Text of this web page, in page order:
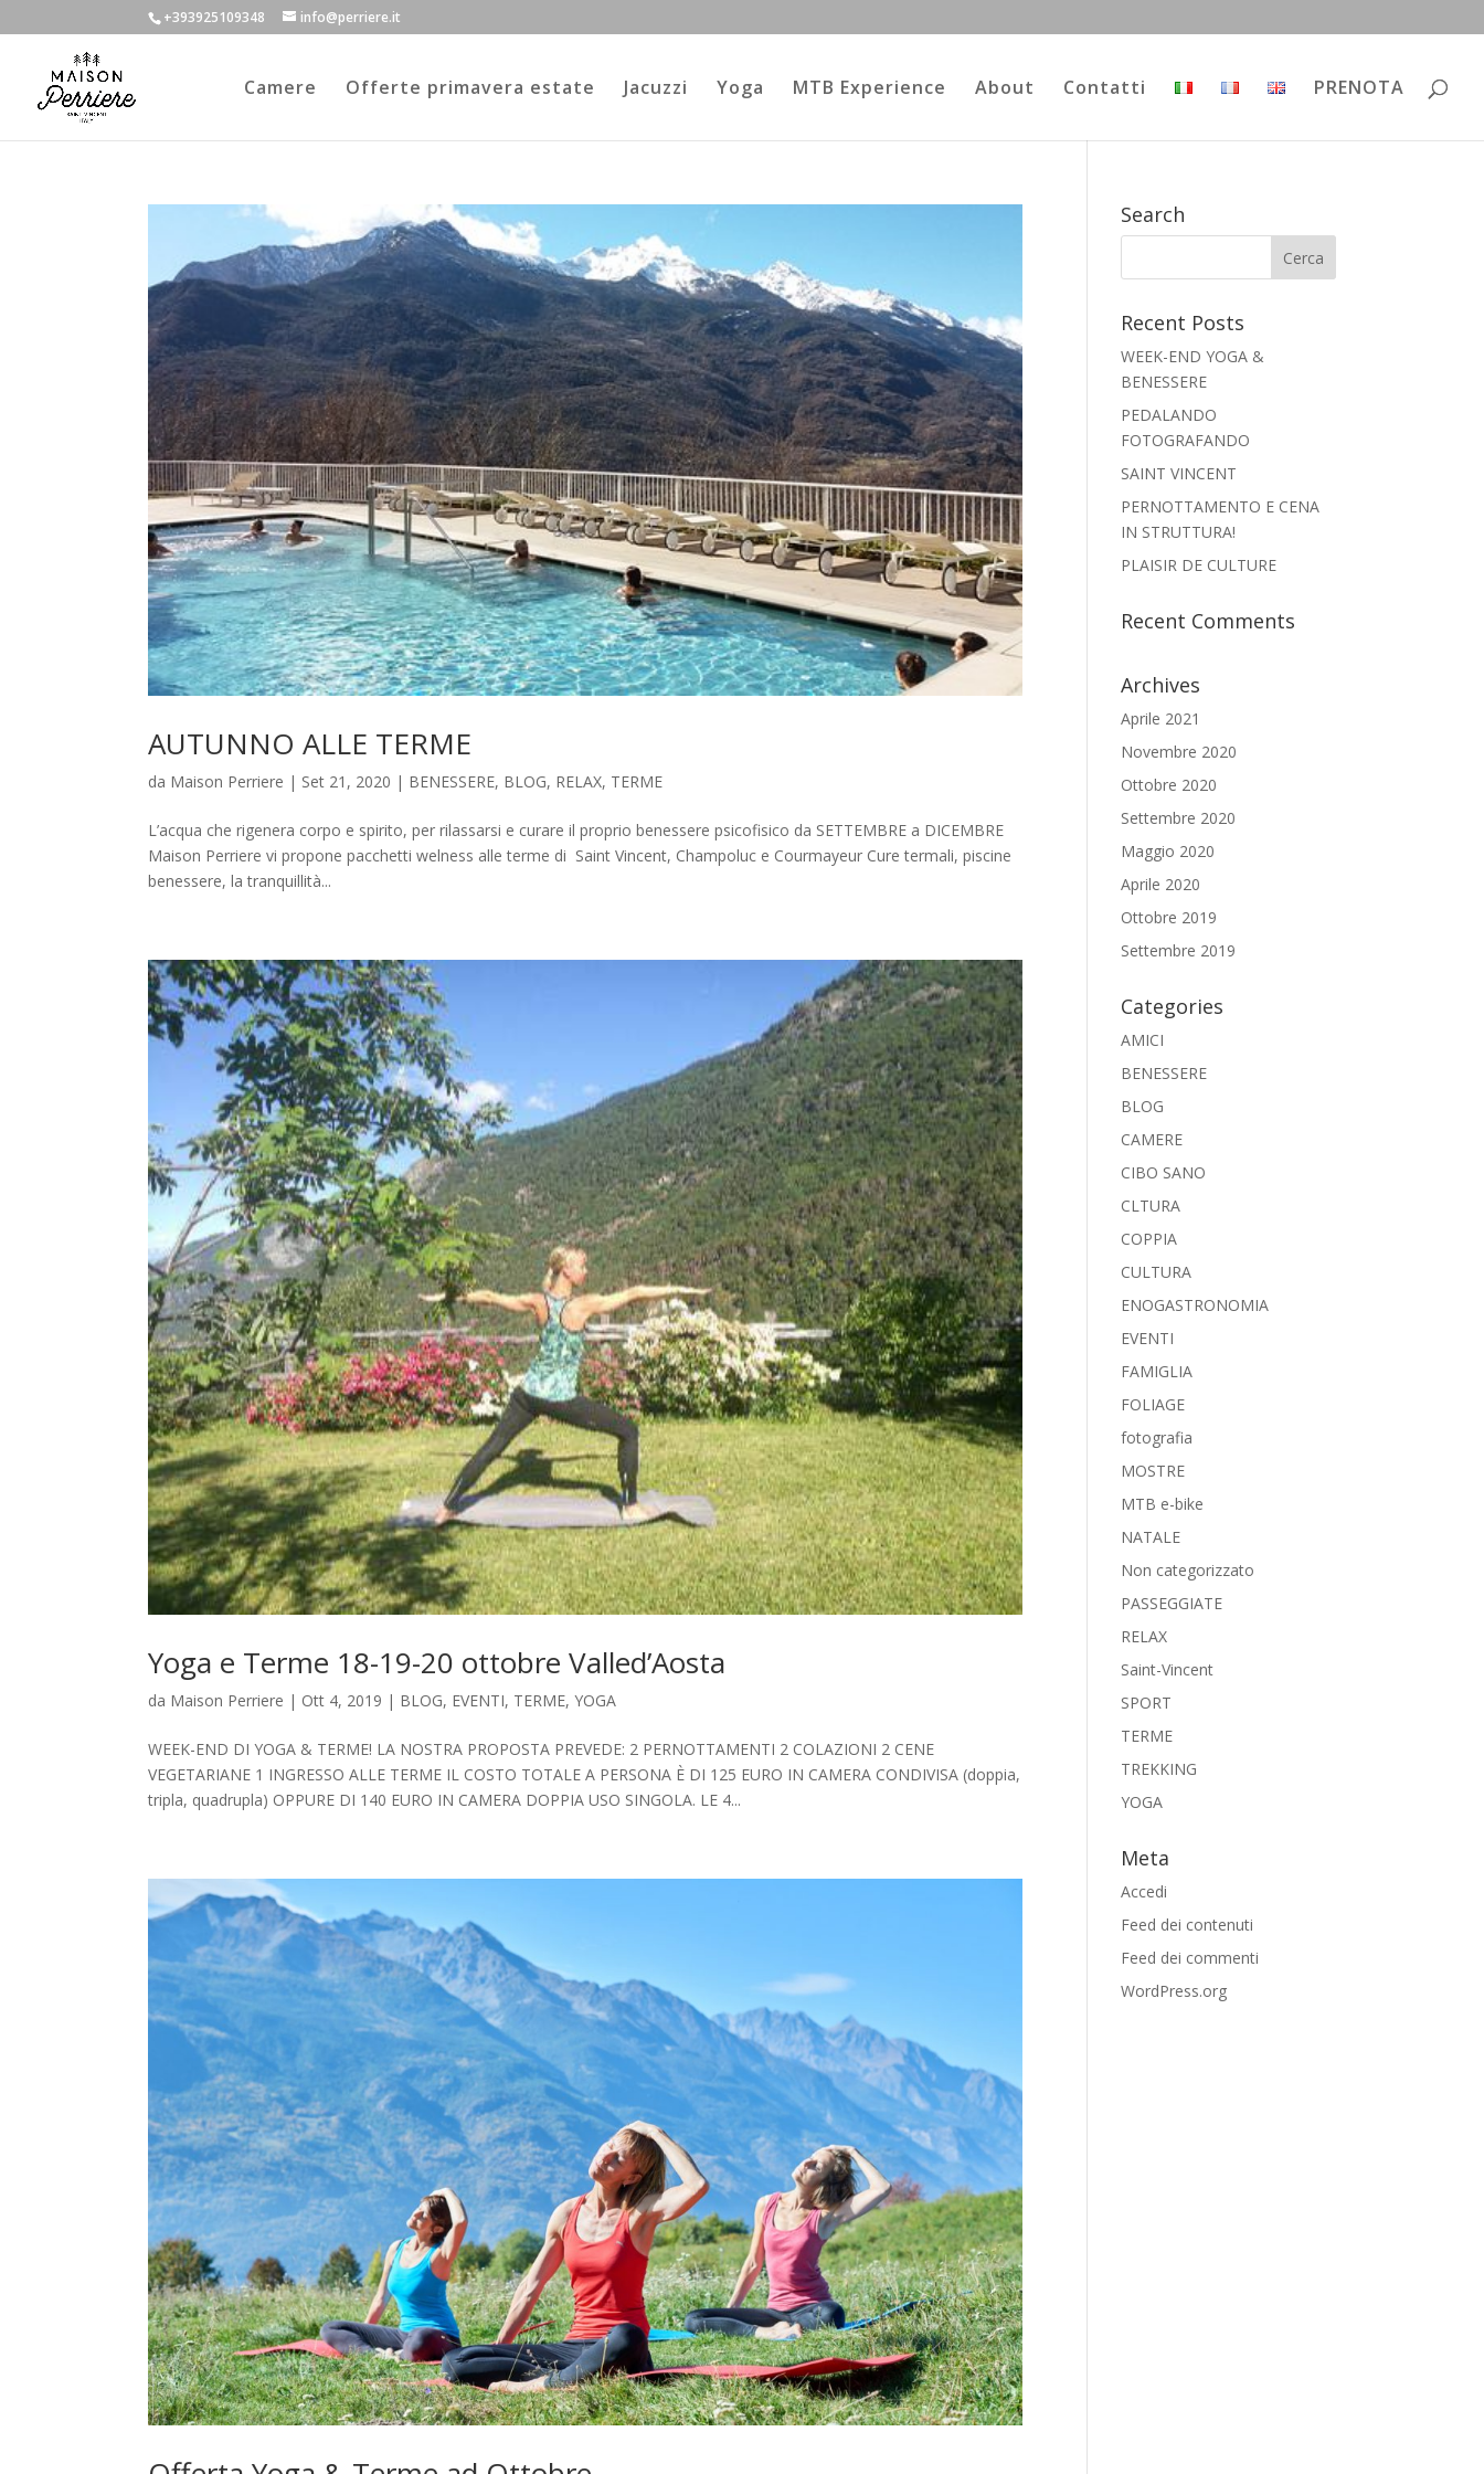
+393925109348 info@perriere.it
Camere Offerte primavera estate Jacuzzi Yoga MTB Experience About Contatti PRENOTA
AUTUNNO ALLE TERME
da Maison Perriere | Set 21, 2020 | BENESSERE, BLOG, RELAX, TERME
L’acqua che rigenera corpo e spirito, per rilassarsi e curare il proprio benessere psicofisico da SETTEMBRE a DICEMBRE
Maison Perriere vi propone pacchetti welness alle terme di Saint Vincent, Champoluc e Courmayeur Cure termali, piscine
benessere, la tranquillità...
Yoga e Terme 18-19-20 ottobre Valled’Aosta
da Maison Perriere | Ott 4, 2019 | BLOG, EVENTI, TERME,YOGA
WEEK-END DI YOGA & TERME! LA NOSTRA PROPOSTA PREVEDE: 2 PERNOTTAMENTI 2 COLAZIONI 2 CENE
VEGETARIANE 1 INGRESSO ALLE TERME IL COSTO TOTALE A PERSONA È DI 125 EURO IN CAMERA CONDIVISA (doppia,
tripla, quadrupla) OPPURE DI 140 EURO IN CAMERA DOPPIA USO SINGOLA. LE 4...
Search
Recent Posts
WEEK-END YOGA &
BENESSERE
PEDALANDO
FOTOGRAFANDO
SAINT VINCENT
PERNOTTAMENTO E CENA
IN STRUTTURA!
PLAISIR DE CULTURE
Recent Comments
Archives
Aprile 2021
Novembre 2020
Ottobre 2020
Settembre 2020
Maggio 2020
Aprile 2020
Ottobre 2019
Settembre 2019
Categories
AMICI
BENESSERE
BLOG
CAMERE
CIBO SANO
CLTURA
COPPIA
CULTURA
ENOGASTRONOMIA
EVENTI
FAMIGLIA
FOLIAGE
fotografia
MOSTRE
MTB e-bike
NATALE
Non categorizzato
PASSEGGIATE
RELAX
Saint-Vincent
SPORT
TERME
TREKKING
YOGA
Meta
Accedi
Feed dei contenuti
Feed dei commenti
WordPress.org